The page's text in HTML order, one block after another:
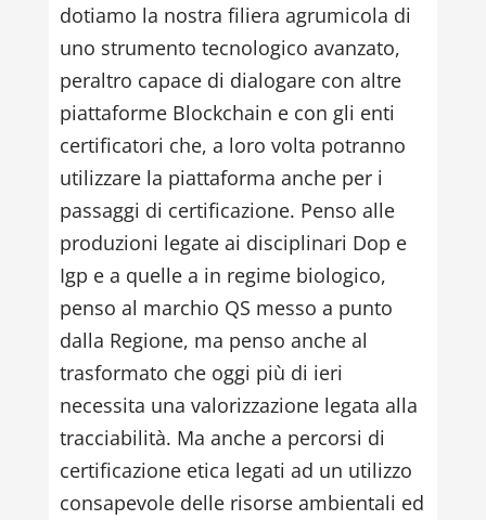
dotiamo la nostra filiera agrumicola di
uno strumento tecnologico avanzato,
peraltro capace di dialogare con altre
piattaforme Blockchain e con gli enti
certificatori che, a loro volta potranno
utilizzare la piattaforma anche per i
passaggi di certificazione. Penso alle
produzioni legate ai disciplinari Dop e
Igp e a quelle a in regime biologico,
penso al marchio QS messo a punto
dalla Regione, ma penso anche al
trasformato che oggi più di ieri
necessita una valorizzazione legata alla
tracciabilità. Ma anche a percorsi di
certificazione etica legati ad un utilizzo
consapevole delle risorse ambientali ed